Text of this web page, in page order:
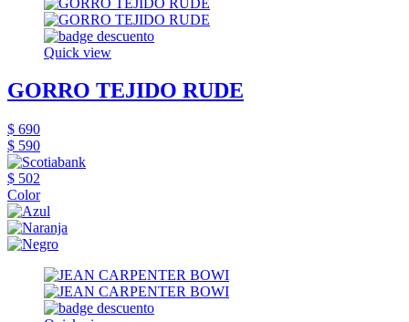
Quick view
GORRO TEJIDO RUDE
$ 690
$ 590
$ 502
Color